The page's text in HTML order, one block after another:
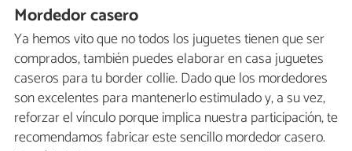
Mordedor casero
Ya hemos vito que no todos los juguetes tienen que ser
comprados, también puedes elaborar en casa juguetes
caseros para tu border collie. Dado que los mordedores
son excelentes para mantenerlo estimulado y, a su vez,
reforzar el vínculo porque implica nuestra participación, te
recomendamos fabricar este sencillo mordedor casero.